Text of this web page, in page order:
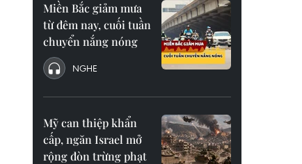
Miền Bắc giảm mưa
từ đêm nay, cuối tuần
chuyển nắng nóng
NGHE
Mỹ can thiệp khẩn
cấp, ngăn Israel mở
rộng đòn trừng phạt